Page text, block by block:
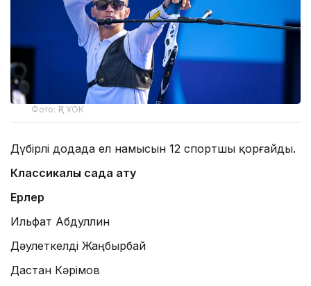
Фото: ҚР ҰОК
Дүбірлі додада ел намысын 12 спортшы қорғайды.
Классикалық садақ ату
Ерлер
Ильфат Абдуллин
Дәулеткелді Жаңбырбай
Дастан Кәрімов